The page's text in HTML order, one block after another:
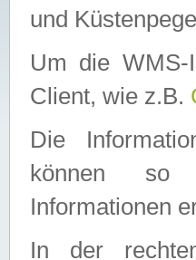
und
Um die WMS-
Client, wie z.B.
Die
können so
Informationen
In der